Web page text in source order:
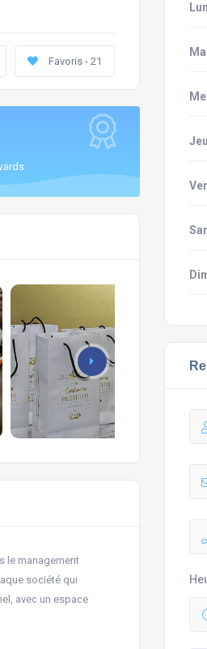
Favoris - 21
le management
société qui
avec un espace